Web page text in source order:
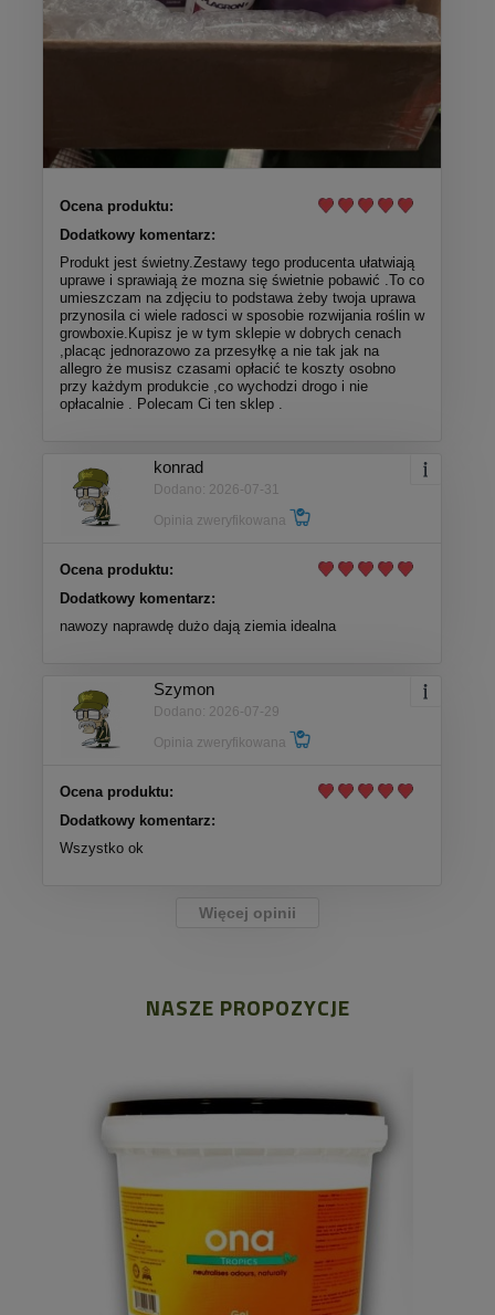
Ocena produktu:
Dodatkowy komentarz:
Produkt jest świetny.Zestawy tego producenta ułatwiają
uprawe i sprawiają że mozna się świetnie pobawić .To co
umieszczam na zdjęciu to podstawa żeby twoja uprawa
przynosila ci wiele radosci w sposobie rozwijania roślin w
growboxie.Kupisz je w tym sklepie w dobrych cenach
,placąc jednorazowo za przesyłkę a nie tak jak na
allegro że musisz czasami opłacić te koszty osobno
przy każdym produkcie ,co wychodzi drogo i nie
opłacalnie . Polecam Ci ten sklep .
konrad
Dodano: 2026-07-31
Opinia zweryfikowana
Ocena produktu:
Dodatkowy komentarz:
nawozy naprawdę dużo dają ziemia idealna
Szymon
Dodano: 2026-07-29
Opinia zweryfikowana
Ocena produktu:
Dodatkowy komentarz:
Wszystko ok
Więcej opinii
NASZE PROPOZYCJE